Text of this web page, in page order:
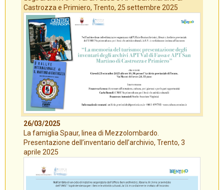
Castrozza e Primiero, Trento, 25 settembre 2025
26/03/2025
La famiglia Spaur, linea di Mezzolombardo.
Presentazione dell’inventario dell’archivio, Trento, 3
aprile 2025